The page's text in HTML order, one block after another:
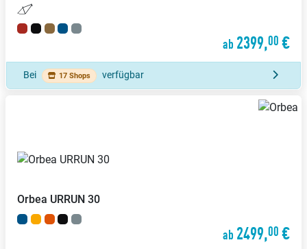
ab 2399,00 €
Bei 17 Shops verfügbar
Orbea URRUN 30
ab 2499,00 €